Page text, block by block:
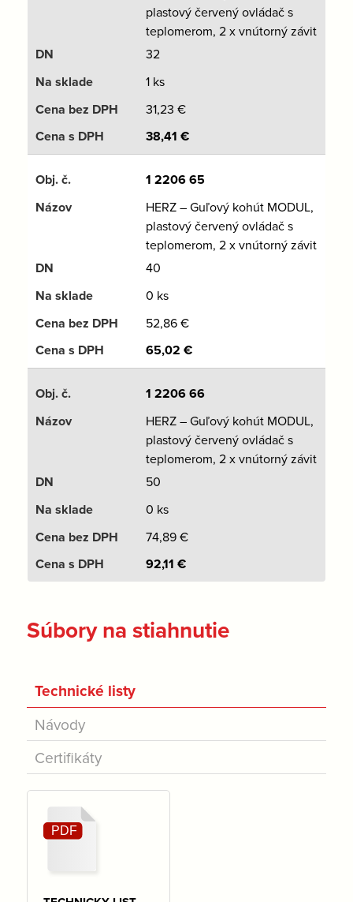
plastový červený ovládač s
teplomerom, 2 x vnútorný závit
32
1 ks
31,23 €
38,41 €
1 2206 65
HERZ – Guľový kohút MODUL,
plastový červený ovládač s
teplomerom, 2 x vnútorný závit
40
0 ks
52,86€
65,02 €
1 2206 66
HERZ – Guľový kohút MODUL,
plastový červený ovládač s
teplomerom, 2 x vnútorný závit
50
0 ks
74,89€
92,11 €
Súbory na stiahnutie
Technické listy
Návody
Certifikáty